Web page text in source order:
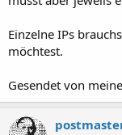
Einzelne IPs
möchtest.
Gesendet von